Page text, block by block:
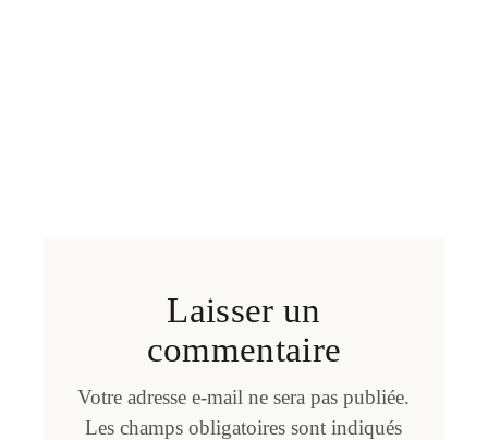
Laisser un
commentaire
Votre adresse e-mail ne sera pas publiée.
Les champs obligatoires sont indiqués